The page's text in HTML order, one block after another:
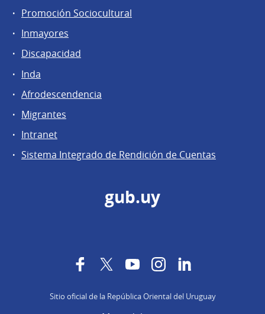
Promoción Sociocultural
Inmayores
Discapacidad
Inda
Afrodescendencia
Migrantes
Intranet
Sistema Integrado de Rendición de Cuentas
gub.uy
FacebookTwitterYouTubeInstagram
Sitio oficial de la República Oriental del Uruguay